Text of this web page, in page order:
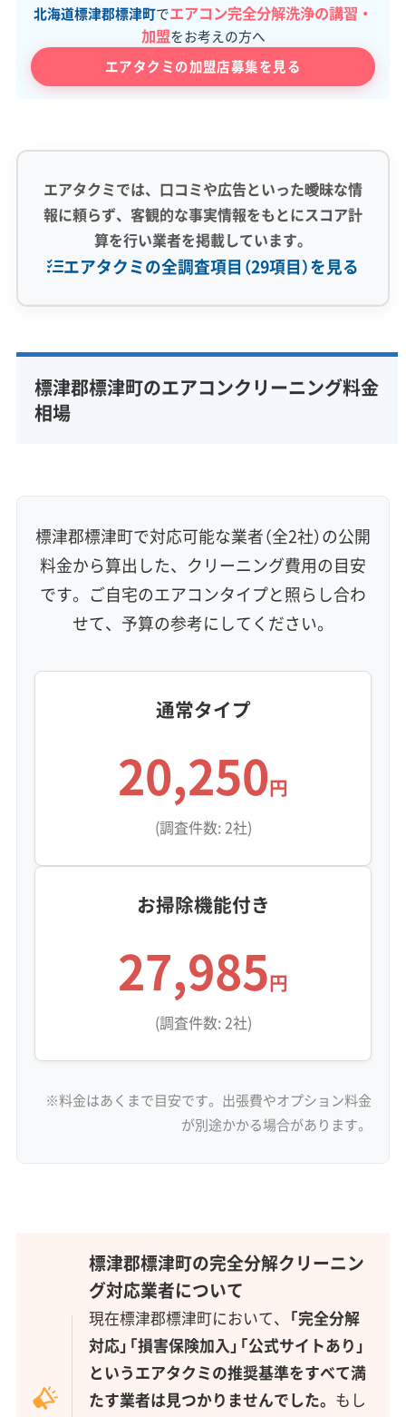
北海道標津郡標津町でエアコン完全分解洗浄の講習・
加盟をお考えの方へ
エアタクミの加盟店募集を見る
エアタクミでは、口コミや広告といった曖昧な情
報に頼らず、客観的な事実情報をもとにスコア計
算を行い業者を掲載しています。
エアタクミの全調査項目（29項目）を見る
完全分解洗浄 部分クリーニング
実績10年以上
資格保有スタッフ
エコ洗剤使用
アレルギー対策
ハウスダスト除去
地域密着型
フランチャイズ
利便性・サービス (12)
定額料金 複数台割引 初回割引
定期メンテナンス
標津郡標津町のエアコンクリーニング料金
相場
標津郡標津町で対応可能な業者（全2社）の公開
料金から算出した、クリーニング費用の目安
です。ご自宅のエアコンタイプと照らし合わ
せて、予算の参考にしてください。
通常タイプ
20,250円
(調査件数: 2社)
お掃除機能付き
27,985円
(調査件数: 2社)
※料金はあくまで目安です。出張費やオプション料金
が別途かかる場合があります。
標津郡標津町の完全分解クリーニン
グ対応業者について
現在標津郡標津町において、 「完全分解
対応」「損害保険加入」「公式サイトあり」
というエアタクミの推奨基準をすべて満
たす業者は見つかりませんでした。 もし